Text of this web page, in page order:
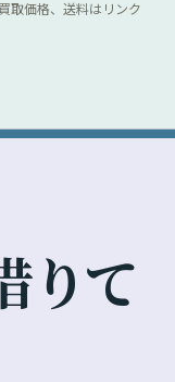
取価格、送料はリンク
りて